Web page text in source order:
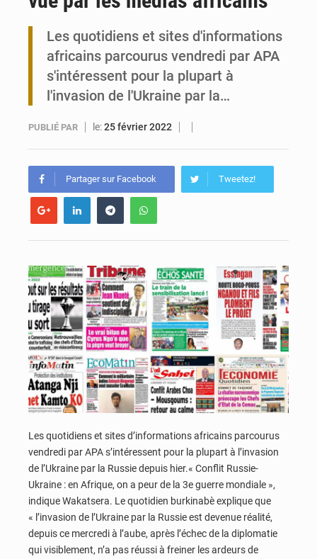
Victoire Dogbé prône l’engagement politique des femmes à Kigali
Les quotidiens et sites d'informations
africains parcourus vendredi par APA
s'intéressent pour la plupart à
l'invasion de l'Ukraine par la…
PUBLIÉ PAR le:25 février 2022
Partager sur Facebook Tweetez!
Les quotidiens et sites d’informations africains parcourus
vendredi par APA s’intéressent pour la plupart à l’invasion
de l’Ukraine par la Russie depuis hier.« Conflit Russie-
Ukraine : en Afrique, on a peur de la 3e guerre mondiale »,
indique Wakatsera. Le quotidien burkinabè explique que
« l’invasion de l’Ukraine par la Russie est devenue réalité,
depuis ce mercredi à l’aube, après l’échec de la diplomatie
qui visiblement, n’a pas réussi à freiner les ardeurs de